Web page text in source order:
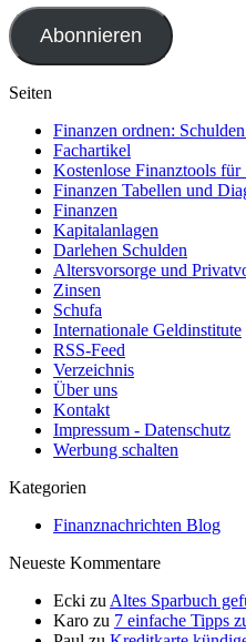
Adresse
Abonnieren
Seiten
Finanzen ordnen:
Fachartikel
Kostenlose Finanztools
Finanzen Tabellen und
Finanzen
Kapitalanlagen
Darlehen Schulden
Altersvorsorge und
Zinsen
Schufa
Internationale Geldinstitute
RSS-Feed
Verzeichnis
Über uns
Kontakt
Impressum - Datenschutz
Werbung schalten
Kategorien
Finanznachrichten Blog
Neueste Kommentare
Ecki zu Altes Sparbuch
Karo zu 7 einfache Tipps